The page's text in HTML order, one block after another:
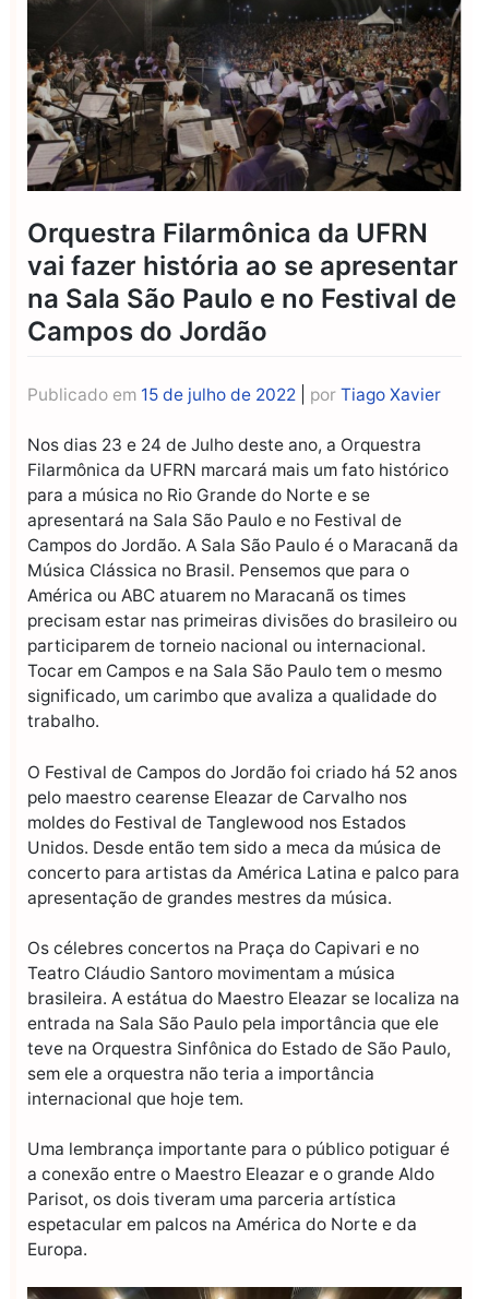
Orquestra Filarmônica da UFRN
vai fazer história ao se apresentar
na Sala São Paulo e no Festival de
Campos do Jordão
Publicado em 15 de julho de 2022 por Tiago Xavier
Nos dias 23 e 24 de Julho deste ano, a Orquestra
Filarmônica da UFRN marcará mais um fato histórico
para a música no Rio Grande do Norte e se
apresentará na Sala São Paulo e no Festival de
Campos do Jordão. A Sala São Paulo é o Maracanã da
Música Clássica no Brasil. Pensemos que para o
América ou ABC atuarem no Maracanã os times
precisam estar nas primeiras divisões do brasileiro ou
participarem de torneio nacional ou internacional.
Tocar em Campos e na Sala São Paulo tem o mesmo
significado, um carimbo que avaliza a qualidade do
trabalho.
O Festival de Campos do Jordão foi criado há 52 anos
pelo maestro cearense Eleazar de Carvalho nos
moldes do Festival de Tanglewood nos Estados
Unidos. Desde então tem sido a meca da música de
concerto para artistas da América Latina e palco para
apresentação de grandes mestres da música.
Os célebres concertos na Praça do Capivari e no
Teatro Cláudio Santoro movimentam a música
brasileira. A estátua do Maestro Eleazar se localiza na
entrada na Sala São Paulo pela importância que ele
teve na Orquestra Sinfônica do Estado de São Paulo,
sem ele a orquestra não teria a importância
internacional que hoje tem.
Uma lembrança importante para o público potiguar é
a conexão entre o Maestro Eleazar e o grande Aldo
Parisot, os dois tiveram uma parceria artística
espetacular em palcos na América do Norte e da
Europa.